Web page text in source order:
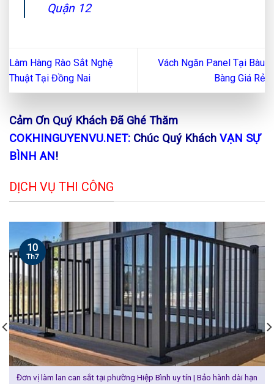
Quận 12
Làm Hàng Rào Sắt Nghệ
Thuật Tại Đồng Nai
Vách Ngăn Panel Tại Bàu
Bàng Giá Rẻ
Cảm Ơn Quý Khách Đã Ghé Thăm
COKHINGUYENVU.NET: Chúc Quý Khách VẠN SỰ
BÌNH AN!
DỊCH VỤ THI CÔNG
Đơn vị làm lan can sắt tại phường Hiệp Bình uy tín | Bảo hành dài hạn
10
Th7